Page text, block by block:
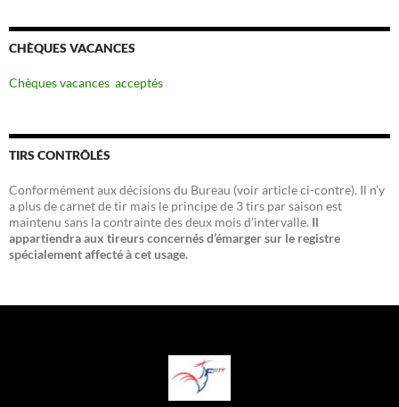
CHÈQUES VACANCES
Chèques vacances acceptés
TIRS CONTRÔLÉS
Conformément aux décisions du Bureau (voir article ci-contre). Il n’y
a plus de carnet de tir mais le principe de 3 tirs par saison est
maintenu sans la contrainte des deux mois d’intervalle. Il
appartiendra aux tireurs concernés d’émarger sur le registre
spécialement affecté à cet usage.